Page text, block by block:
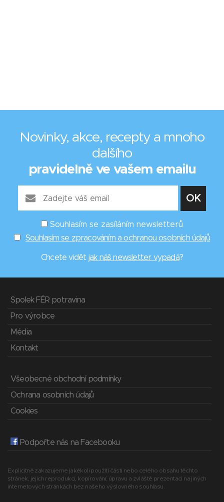
Novinky, akce, recepty a mnoho
dalšího
pravidelně ve vašem emailu
Souhlasím se zasíláním newsletterů
Souhlasím se zpracováním a ochranou osobních údajů
Chcete vidět jak náš newsletter vypadá?
Spolek FÉR potravina
Pro výrobce
Média
Kontakt
Všeobecné obchodní podmínky
Ochrana osobních údajů
Cookies
Podpořte nás na Facebooku
Explicitně zakazujeme jakékoli použití části nebo celého obsahu těchto
stránek, jejich reprodukci, kopírování, úpravu a zvláště prezentaci na jiných
internetových stránkách bez našeho výslovného souhlasu.